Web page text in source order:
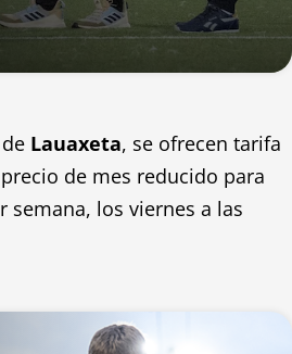
Lauaxeta, se ofrecen tarifa
de mes reducido para
los viernes a las